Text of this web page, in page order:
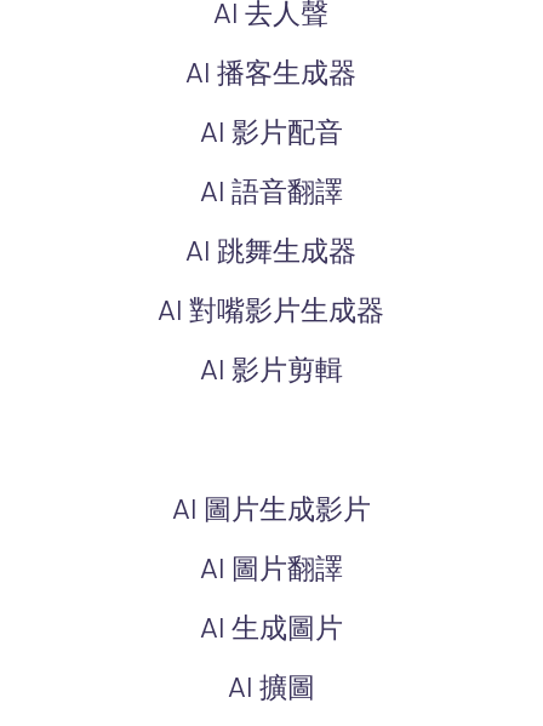
AI 去人聲
AI 播客生成器
AI 影片配音
AI 語音翻譯
AI 跳舞生成器
AI 對嘴影片生成器
AI 影片剪輯
AI 圖片生成影片
AI 圖片翻譯
AI 生成圖片
AI 擴圖